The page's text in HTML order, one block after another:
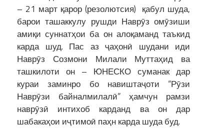
– 21 март қарор (резолютсия) қабул шуда,
барои ташаккулу рушди Наврӯз омӯзиши
амиқи суннатҳои ба он алоқаманд таъкид
карда шуд. Пас аз ҷаҳонӣ шудани иди
Наврӯз Созмони Милали Муттаҳид ва
ташкилоти он – ЮНЕСКО суманак дар
кураи заминро бо навиштаҷоти “Рӯзи
Наврӯзи байналмилалӣ” ҳамчун рамзи
наврӯзӣ интихоб карданд ва он дар
шабакаҳои иҷтимоӣ паҳн карда шуда буд.